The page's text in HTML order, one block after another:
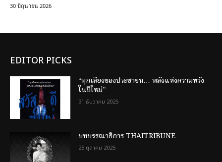
30 มิถุนายน 2026
EDITOR PICKS
“ทุกเสียงของประชาชน… พลังแห่งความหวัง
ในปีใหม่”
31 ธันวาคม 2025
บทบรรณาธิการ THAITRIBUNE
25 ตุลาคม 2025